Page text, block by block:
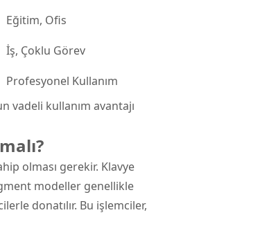
Eğitim, Ofis
İş, Çoklu Görev
Profesyonel Kullanım
vadeli kullanım avantajı
olması gerekir. Klavye
modeller genellikle
donatılır. Bu işlemciler,